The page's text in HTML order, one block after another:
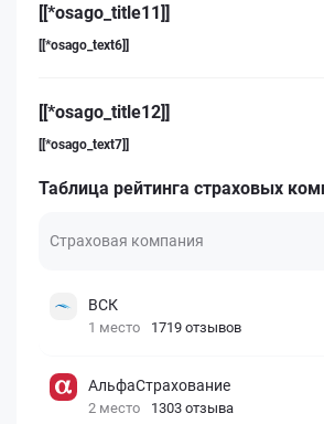
[[*osago_title11]]
[[*osago_text6]]
[[*osago_title12]]
[[*osago_text7]]
Таблица рейтинга страховых
Страховая компания
ВСК
1 место 1719 отзывов
АльфаСтрахование
2 место 1303 отзыва